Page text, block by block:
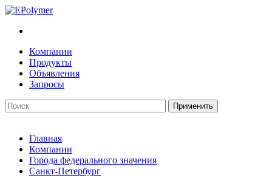
Компании
Продукты
Объявления
Запросы
Главная
Компании
Города федерального значения
Санкт-Петербург